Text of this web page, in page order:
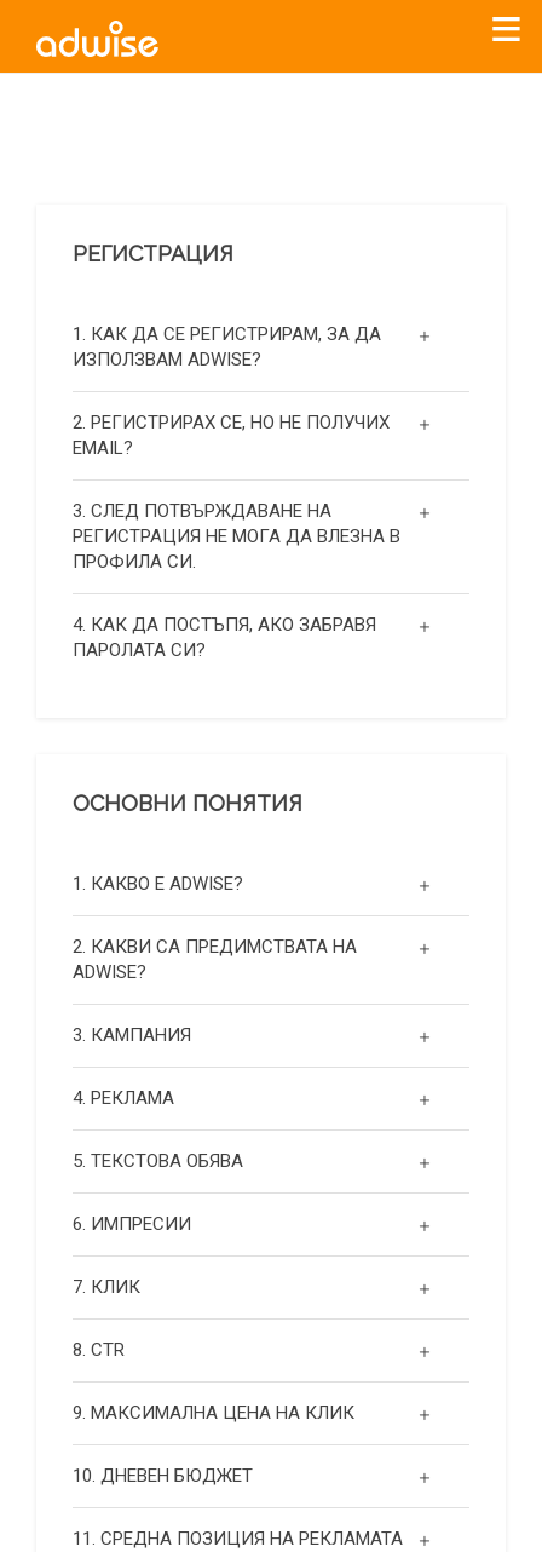
РЕГИСТРАЦИЯ
1. КАК ДА СЕ РЕГИСТРИРАМ, ЗА ДА
ИЗПОЛЗВАМ ADWISE?
2. РЕГИСТРИРАХ СЕ, НО НЕ ПОЛУЧИХ
EMAIL?
3. СЛЕД ПОТВЪРЖДАВАНЕ НА
РЕГИСТРАЦИЯ НЕ МОГА ДА ВЛЕЗНА В
ПРОФИЛА СИ.
4. КАК ДА ПОСТЪПЯ, АКО ЗАБРАВЯ
ПАРОЛАТА СИ?
ОСНОВНИ ПОНЯТИЯ
1. КАКВО Е ADWISE?
2. КАКВИ СА ПРЕДИМСТВАТА НА
ADWISE?
3. КАМПАНИЯ
4. РЕКЛАМА
5. ТЕКСТОВА ОБЯВА
6. ИМПРЕСИИ
7. КЛИК
8. CTR
9. МАКСИМАЛНА ЦЕНА НА КЛИК
10. ДНЕВЕН БЮДЖЕТ
11. СРЕДНА ПОЗИЦИЯ НА РЕКЛАМАТА